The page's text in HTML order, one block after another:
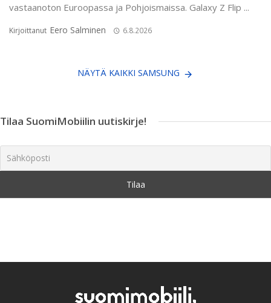
vastaanoton Euroopassa ja Pohjoismaissa. Galaxy Z Flip ...
Kirjoittanut Eero Salminen 6.8.2026
NÄYTÄ KAIKKI SAMSUNG
Tilaa SuomiMobiilin uutiskirje!